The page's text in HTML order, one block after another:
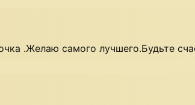
.Желаю самого лучшего.Будьте